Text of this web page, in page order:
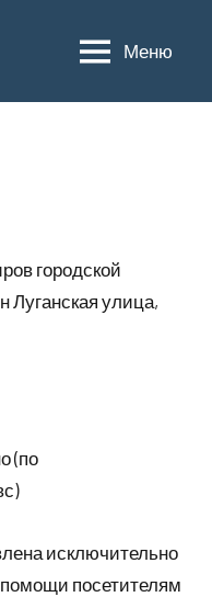
Меню
городской
Луганская улица,
(по
исключительно
посетителям